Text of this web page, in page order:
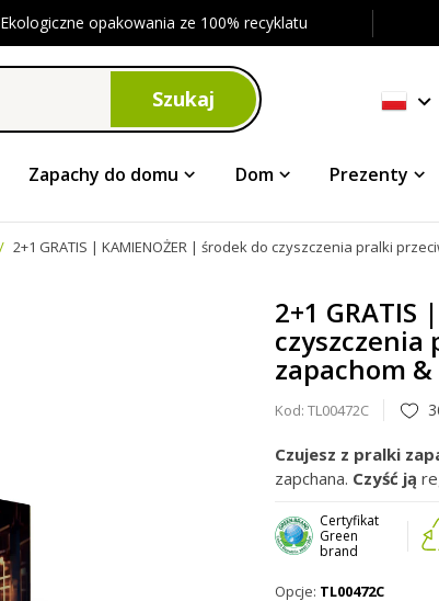
Ekologiczne opakowania ze 100% recyklatu
Szukaj
Zapachy do domu Dom Prezenty
2+1 GRATIS | KAMIENOŻER | środek do czyszczenia pralki
2+1 GRATIS
zapachom
Kod: TL00472C
Czujesz z pralki
zapchana. Czyść ją
Certyfikat
Green
brand
Opcje: TL00472C